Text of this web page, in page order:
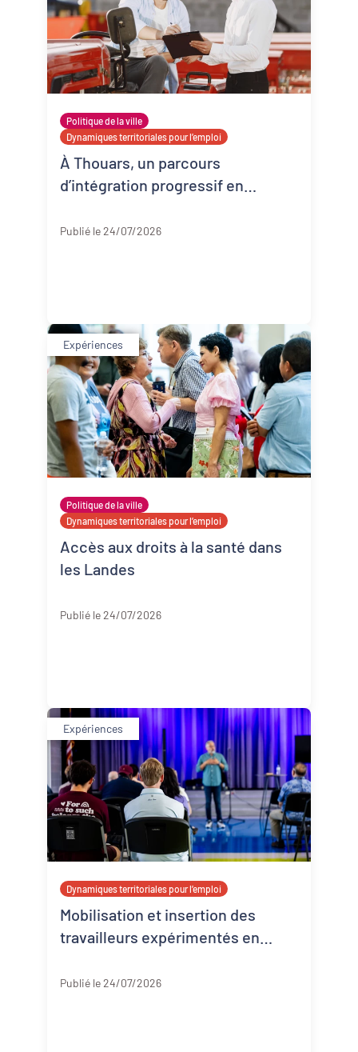
Politique de la ville
Dynamiques territoriales pour l’emploi
À Thouars, un parcours
d’intégration progressif en
Publié le 24/07/2026
Expériences
Politique de la ville
Dynamiques territoriales pour l’emploi
Accès aux droits à la santé dans
les Landes
Publié le 24/07/2026
Expériences
Dynamiques territoriales pour l’emploi
Mobilisation et insertion des
travailleurs expérimentés en
Publié le 24/07/2026